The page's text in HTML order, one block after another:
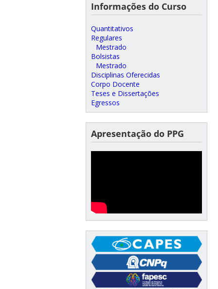
Informações do Curso
Quantitativos
Regulares
Mestrado
Bolsistas
Mestrado
Disciplinas Oferecidas
Corpo Docente
Teses e Dissertações
Egressos
Apresentação do PPG